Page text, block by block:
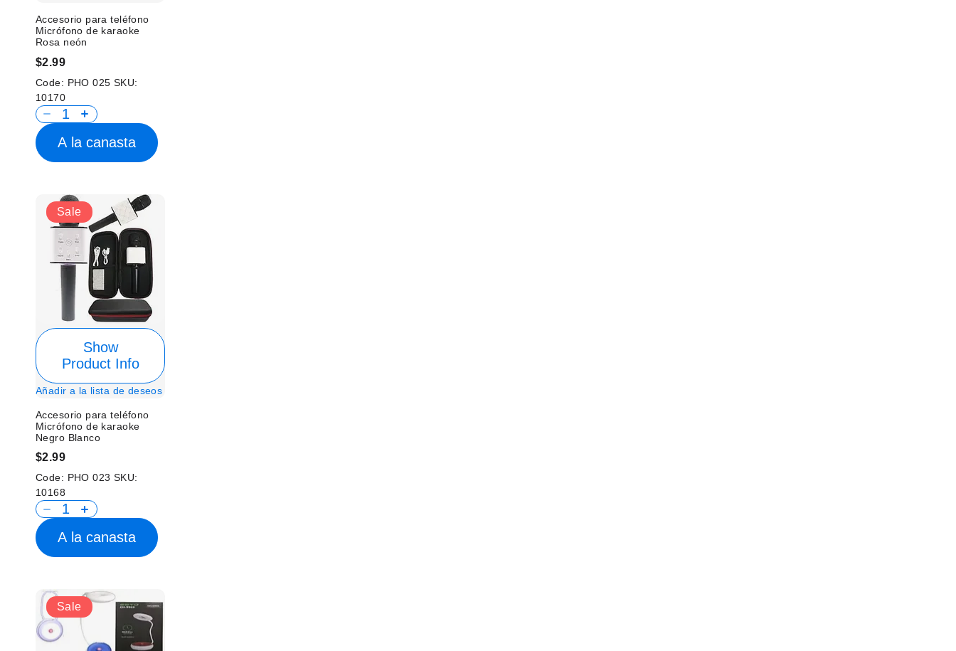
Accesorio para teléfono
Micrófono de karaoke
Rosa neón
$2.99
Code: PHO 025 SKU:
10170
A la canasta
Sale
Show
Product Info
Añadir a la lista de deseos
Accesorio para teléfono
Micrófono de karaoke
Negro Blanco
$2.99
Code: PHO 023 SKU:
10168
A la canasta
Sale